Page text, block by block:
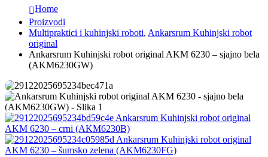
Home
Proizvodi
Multipraktici i kuhinjski roboti, Ankarsrum Kuhinjski robot
original
Ankarsrum Kuhinjski robot original AKM 6230 – sjajno bela
(AKM6230GW)
Ankarsrum Kuhinjski robot original
AKM 6230 – crni (AKM6230B)
Ankarsrum Kuhinjski robot original
AKM 6230 – šumsko zelena (AKM6230FG)